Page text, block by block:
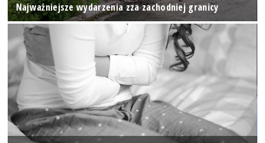
Najważniejsze wydarzenia zza zachodniej granicy